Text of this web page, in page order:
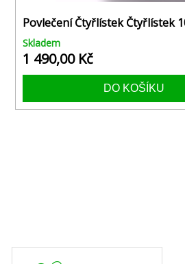
Povlečení Čtyřlístek Čtyřlístek
Skladem
1 490,00 Kč